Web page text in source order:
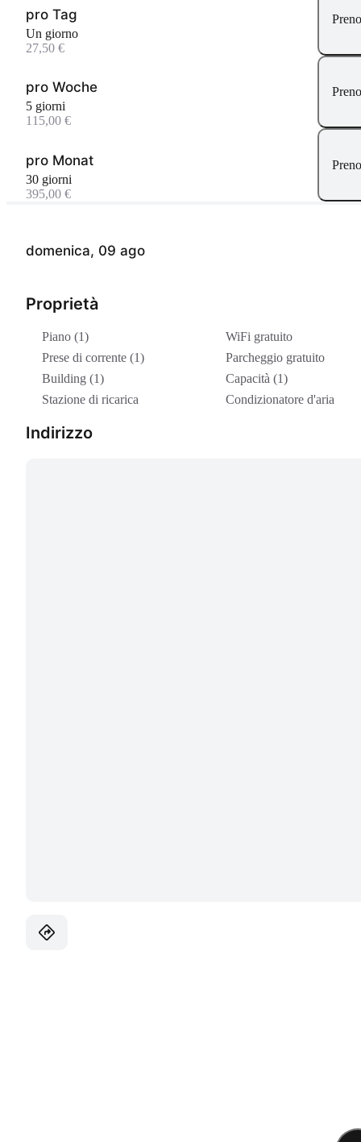
domenica, 09 ago
Proprietà
Piano (1)
WiFi gratuito
Prese di corrente (1)
Parcheggio gratuito
Building (1)
Capacità (1)
Stazione di ricarica
Condizionatore d'aria
Indirizzo
pro Tag
Un giorno
27,50 €
pro Woche
5 giorni
115,00 €
pro Monat
30 giorni
395,00 €